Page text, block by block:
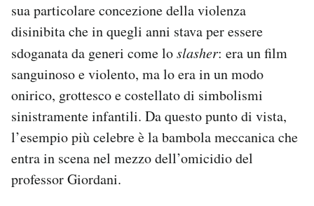
sua particolare concezione della violenza
disinibita che in quegli anni stava per essere
sdoganata da generi come loslasher: era un film
sanguinoso e violento, ma lo era in un modo
onirico, grottesco e costellato di simbolismi
sinistramente infantili. Da questo punto di vista,
l’esempio più celebre è la bambola meccanica che
entra in scena nel mezzo dell’omicidio del
professor Giordani.